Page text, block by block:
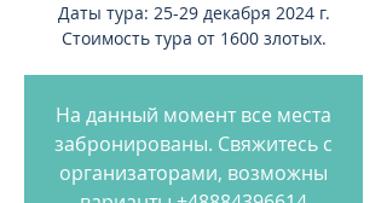
Даты тура: 25-29 декабря 2024 г.
Стоимость тура от 1600 злотых.
На данный момент все места
забронированы. Свяжитесь с
организаторами, возможны